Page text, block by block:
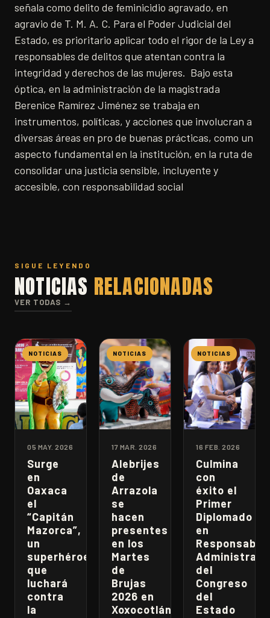
señala como delito de feminicidio agravado, en
agravio de T. M. A. C. Para el Poder Judicial del
Estado, es prioritario aplicar todo el rigor de la Ley a
responsables de delitos que atentan contra la
integridad y derechos de las mujeres. Bajo esta
óptica, en la administración de la magistrada
Berenice Ramírez Jiménez se trabaja en
instrumentos, políticas, y acciones que involucran a
diversas áreas en pro de buenas prácticas, como un
aspecto fundamental en la institución, en la ruta de
consolidar una justicia sensible, incluyente y
accesible, con responsabilidad social
SIGUE LEYENDO
NOTICIAS RELACIONADAS
VER TODAS →
NOTICIAS
05 MAY. 2026
Surge
en
Oaxaca
el
“Capitán
Mazorca”,
un
superhéroe
que
luchará
contra
la
NOTICIAS
17 MAR. 2026
Alebrijes
de
Arrazola
se
hacen
presentes
en los
Martes
de
Brujas
2026 en
Xoxocotlán
NOTICIAS
16 FEB. 2026
Culmina
con
éxito el
Primer
Diplomado
en
del
Congreso
del
Estado